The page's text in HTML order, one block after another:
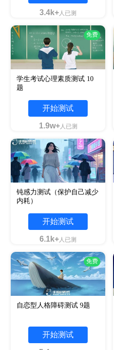
3.4k+人已测
免费
学生考试心理素质测试 10
题
开始测试
1.9w+人已测
钝感力测试（保护自己减少
内耗）
开始测试
6.1k+人已测
免费
自恋型人格障碍测试 9题
开始测试